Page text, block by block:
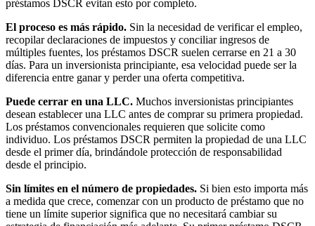
préstamos DSCR evitan esto por completo.
El proceso es más rápido. Sin la necesidad de verificar el empleo,
recopilar declaraciones de impuestos y conciliar ingresos de
múltiples fuentes, los préstamos DSCR suelen cerrarse en 21 a 30
días. Para un inversionista principiante, esa velocidad puede ser la
diferencia entre ganar y perder una oferta competitiva.
Puede cerrar en una LLC. Muchos inversionistas principiantes
desean establecer una LLC antes de comprar su primera propiedad.
Los préstamos convencionales requieren que solicite como
individuo. Los préstamos DSCR permiten la propiedad de una LLC
desde el primer día, brindándole protección de responsabilidad
desde el principio.
Sin límites en el número de propiedades. Si bien esto importa más
a medida que crece, comenzar con un producto de préstamo que no
tiene un límite superior significa que no necesitará cambiar su